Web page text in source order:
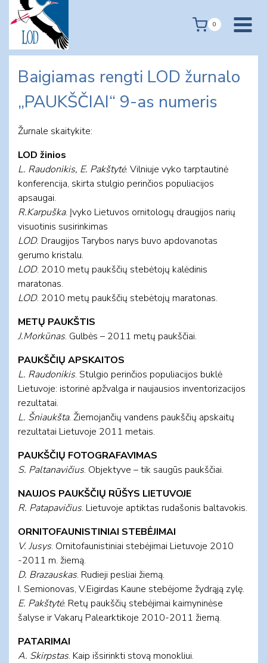
content
0
Baigiamas rengti LOD žurnalo
„PAUKŠČIAI“ 9-as numeris
Žurnale skaitykite:
LOD žinios
L. Raudonikis, E. Pakštytė. Vilniuje vyko tarptautinė
konferencija, skirta stulgio perinčios populiacijos
apsaugai.
R.Karpuška. Įvyko Lietuvos ornitologų draugijos narių
visuotinis susirinkimas
LOD. Draugijos Tarybos narys buvo apdovanotas
gerumo kristalu.
LOD. 2010 metų paukščių stebėtojų kalėdinis
maratonas.
LOD. 2010 metų paukščių stebėtojų maratonas.
METŲ PAUKŠTIS
J.Morkūnas. Gulbės – 2011 metų paukščiai.
PAUKŠČIŲ APSKAITOS
L. Raudonikis. Stulgio perinčios populiacijos buklė
Lietuvoje: istorinė apžvalga ir naujausios inventorizacijos
rezultatai.
L. Šniaukšta. Žiemojančių vandens paukščių apskaitų
rezultatai Lietuvoje 2011 metais.
PAUKŠČIŲ FOTOGRAFAVIMAS
S. Paltanavičius. Objektyve – tik saugūs paukščiai.
NAUJOS PAUKŠČIŲ RŪŠYS LIETUVOJE
R. Patapavičius. Lietuvoje aptiktas rudašonis baltavokis.
ORNITOFAUNISTINIAI STEBĖJIMAI
V. Jusys. Ornitofaunistiniai stebėjimai Lietuvoje 2010
-2011 m. žiemą.
D. Brazauskas. Rudieji pesliai žiemą.
I. Semionovas, V.Eigirdas Kaune stebėjome žydrąją zylę.
E. Pakštytė. Retų paukščių stebėjimai kaimyninėse
šalyse ir Vakarų Palearktikoje 2010-2011 žiemą.
PATARIMAI
A. Skirpstas. Kaip išsirinkti stovą monokliui.